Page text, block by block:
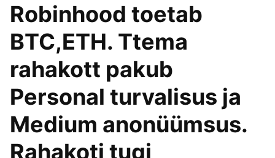
Robinhood toetab
BTC,ETH. Ttema
rahakott pakub
Personal turvalisus ja
Medium anonüümsus.
Rahakoti tugi